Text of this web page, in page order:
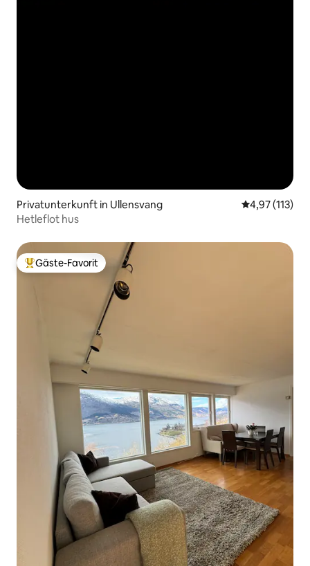
Privatunterkunft in Ullensvang
4,97 (113)
Hetleflot hus
Beliebter Gäste-Favorit.
Gäste-Favorit